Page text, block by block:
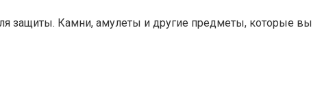
защиты. Камни, амулеты и другие предметы, которые вы